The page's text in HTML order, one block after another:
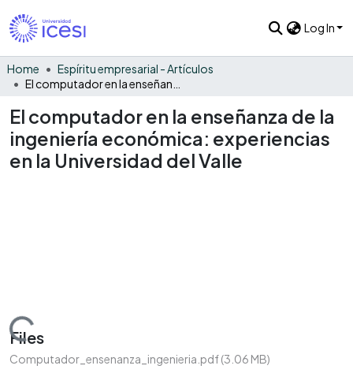
Log In
Home
Espíritu empresarial - Artículos
El computador en la enseñanza de la
ingeniería económica: experiencias
en la Universidad del Valle
Loading...
Files
Computador_ensenanza_ingenieria.pdf(3.06 MB)